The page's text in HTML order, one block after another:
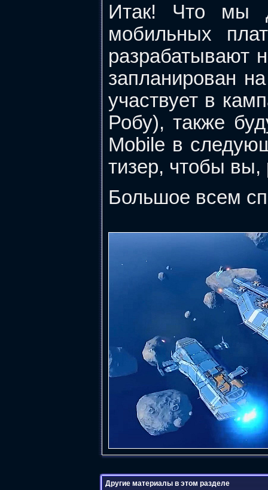
Итак! Что мы
мобильных
разрабатывают
запланирован
участвует в
Робу), также
Mobile в
тизер, чтобы вы,
Большое всем
Другие материалы в этом разделе